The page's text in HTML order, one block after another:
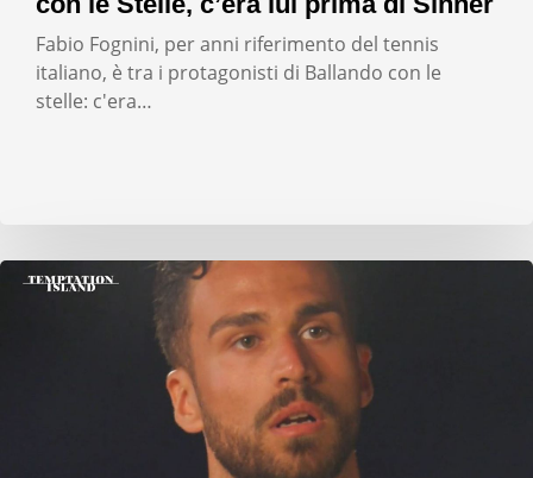
Fabio Fognini, per anni riferimento del tennis
italiano, è tra i protagonisti di Ballando con le
stelle: c'era…